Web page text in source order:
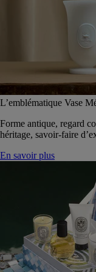
L’emblématique Vase
Forme antique, regard
héritage, savoir-faire
En savoir plus